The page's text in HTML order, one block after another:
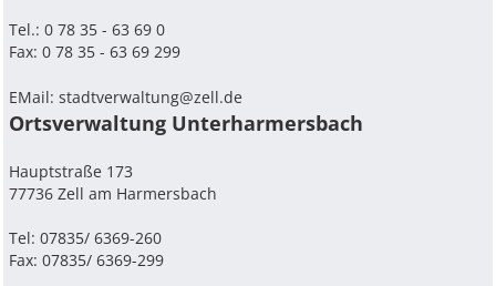
Tel.: 0 78 35 - 63 69 0
Fax: 0 78 35 - 63 69 299
EMail:stadtverwaltung@zell.de
Ortsverwaltung Unterharmersbach
Hauptstraße 173
77736 Zell am Harmersbach
Tel: 07835/ 6369-260
Fax: 07835/ 6369-299